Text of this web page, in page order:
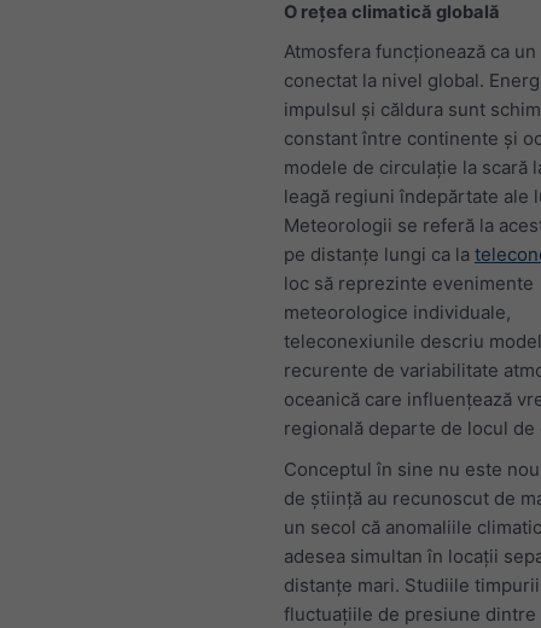
O rețea climatică globală
Atmosfera funcționează ca
conectat la nivel global.
impulsul și căldura sunt
constant între continente și
modele de circulație la scară
leagă regiuni îndepărtate ale
Meteorologii se referă la
pe distanțe lungi ca la
loc să reprezinte evenimente
meteorologice individuale,
teleconexiunile descriu
recurente de variabilitate
oceanică care influențează
regională departe de locul de
Conceptul în sine nu este
de știință au recunoscut de
un secol că anomaliile
adesea simultan în locații
distanțe mari. Studiile
fluctuațiile de presiune dintre